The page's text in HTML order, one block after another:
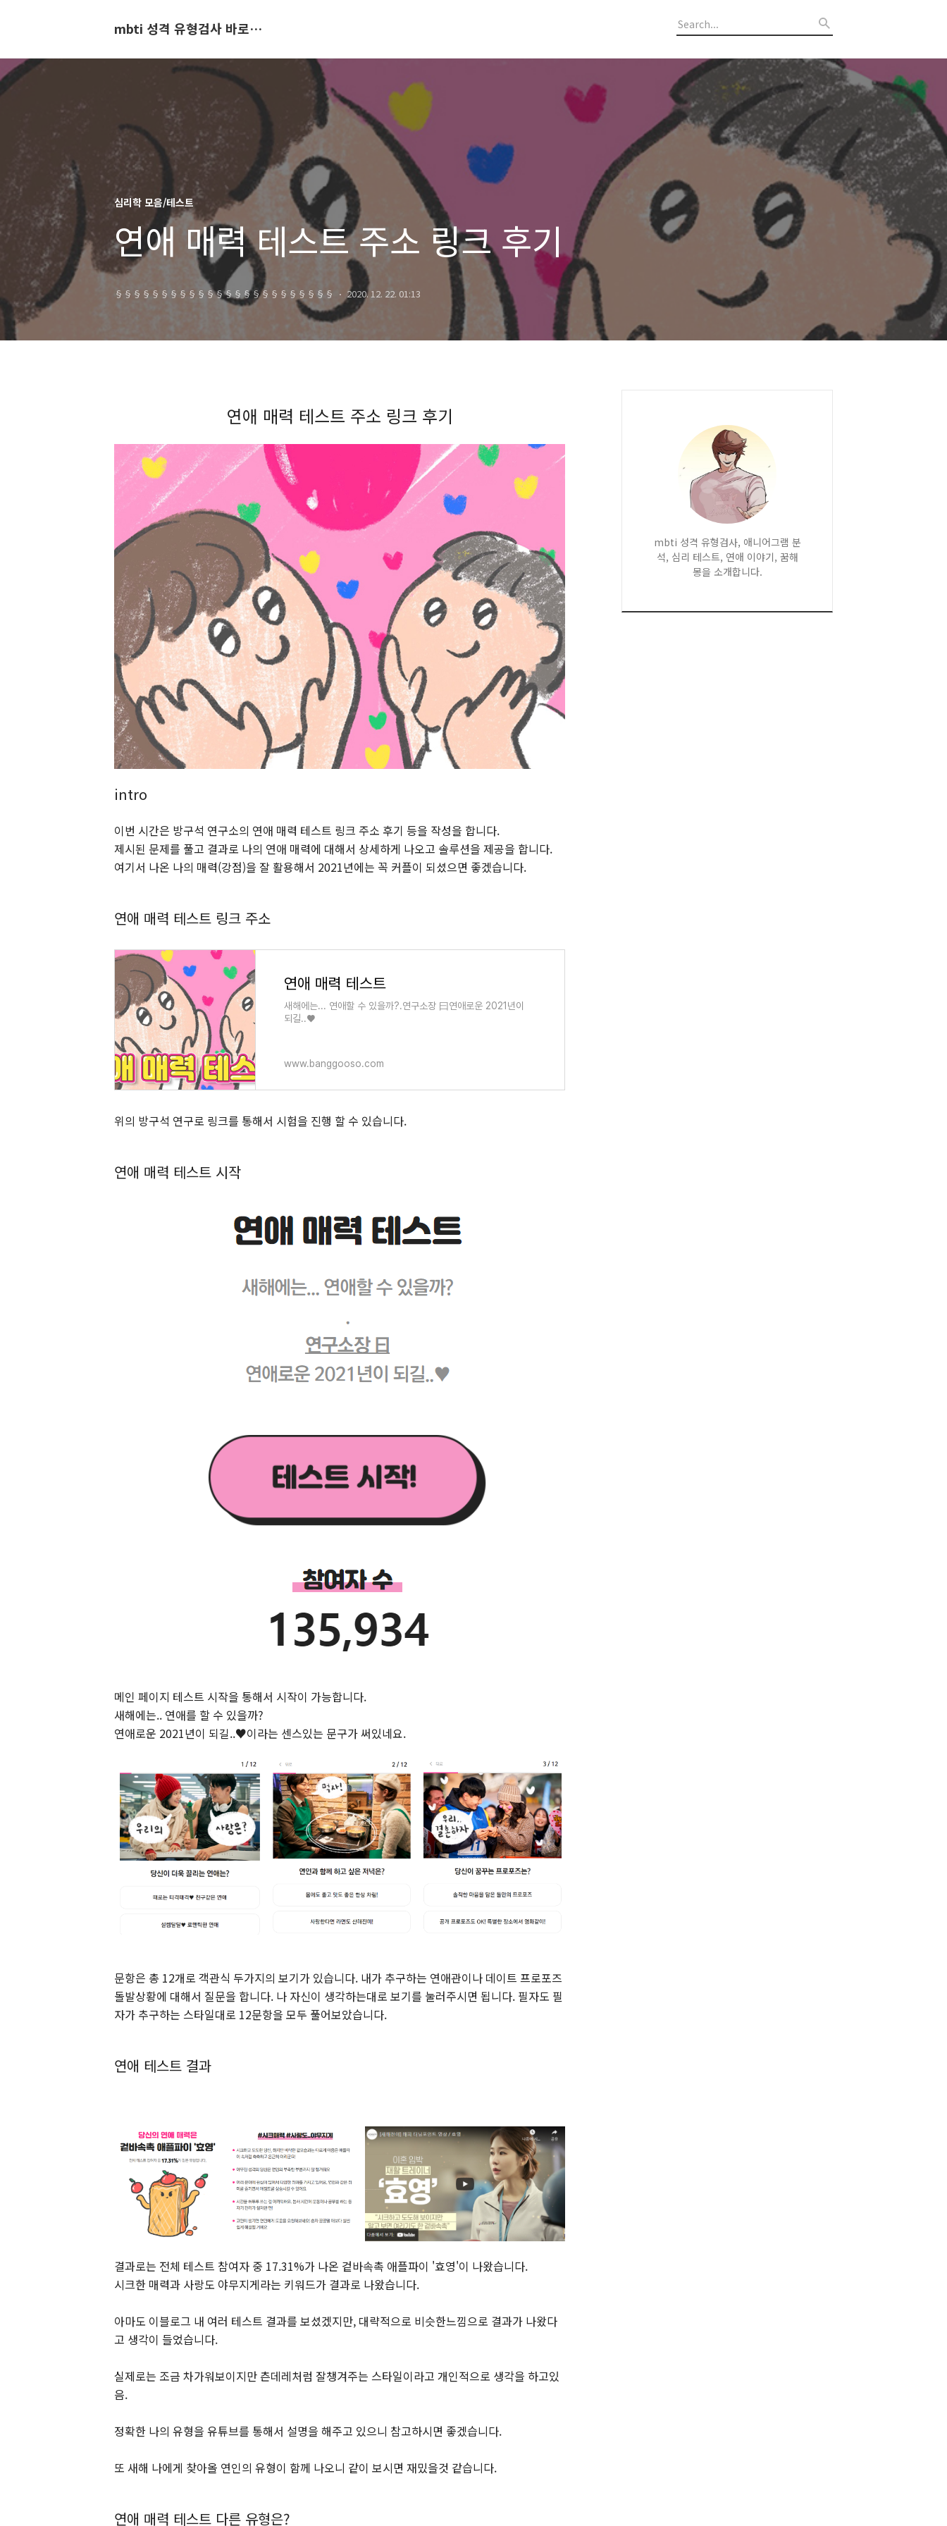
mbti 성격 유형검사 바로가기
심리학 모음/테스트
연애 매력 테스트 주소 링크 후기
§§§§§§§§§§§§§§§§§§§§§§§§ 2020. 12. 22. 01:13
연애 매력 테스트 주소 링크 후기
intro
이번 시간은 방구석 연구소의 연애 매력 테스트 링크 주소 후기 등을 작성을 합니다.
제시된 문제를 풀고 결과로 나의 연애 매력에 대해서 상세하게 나오고 솔루션을 제공을 합니다.
여기서 나온 나의 매력(강점)을 잘 활용해서 2021년에는 꼭 커플이 되셨으면 좋겠습니다.
연애 매력 테스트 링크 주소
연애 매력 테스트
새해에는... 연애할 수 있을까?.연구소장 曰연애로운 2021년이
되길..♥
www.banggooso.com
위의 방구석 연구로 링크를 통해서 시험을 진행 할 수 있습니다.
연애 매력 테스트 시작
메인 페이지 테스트 시작을 통해서 시작이 가능합니다.
새해에는.. 연애를 할 수 있을까?
연애로운 2021년이 되길..♥이라는 센스있는 문구가 써있네요.
문항은 총 12개로 객관식 두가지의 보기가 있습니다. 내가 추구하는 연애관이나 데이트 프로포즈
돌발상황에 대해서 질문을 합니다. 나 자신이 생각하는대로 보기를 눌러주시면 됩니다. 필자도 필
자가 추구하는 스타일대로 12문항을 모두 풀어보았습니다.
연애 테스트 결과
결과로는 전체 테스트 참여자 중 17.31%가 나온 겉바속촉 애플파이 '효영'이 나왔습니다.
시크한 매력과 사랑도 야무지게라는 키워드가 결과로 나왔습니다.
아마도 이블로그 내 여러 테스트 결과를 보셨겠지만, 대략적으로 비슷한느낌으로 결과가 나왔다
고 생각이 들었습니다.
실제로는 조금 차가워보이지만 츤데레처럼 잘챙겨주는 스타일이라고 개인적으로 생각을 하고있
음.
정확한 나의 유형을 유튜브를 통해서 설명을 해주고 있으니 참고하시면 좋겠습니다.
또 새해 나에게 찾아올 연인의 유형이 함께 나오니 같이 보시면 재밌을것 같습니다.
연애 매력 테스트 다른 유형은?
mbti 성격 유형검사, 애니어그램 분
석, 심리 테스트, 연애 이야기, 꿈해
몽을 소개합니다.